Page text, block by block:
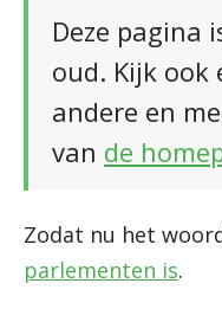
Deze pagina
oud. Kijk ook
andere en
van de
Zodat nu het
parlementen is.